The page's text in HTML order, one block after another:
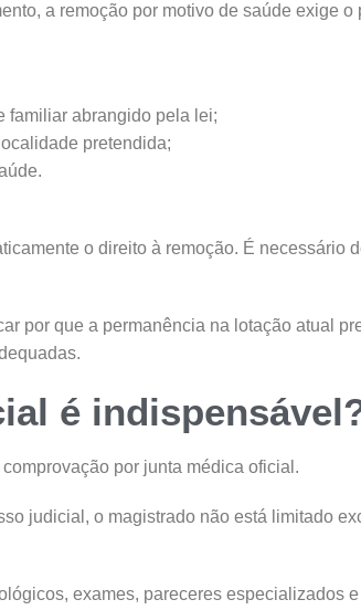
a remoção por motivo de saúde exige
familiar abrangido pela lei;
pretendida;
o direito à remoção. É necessário
por que a permanência na lotação atual
é
por junta médica oficial.
judicial, o magistrado não está limitado
exames, pareceres especializados